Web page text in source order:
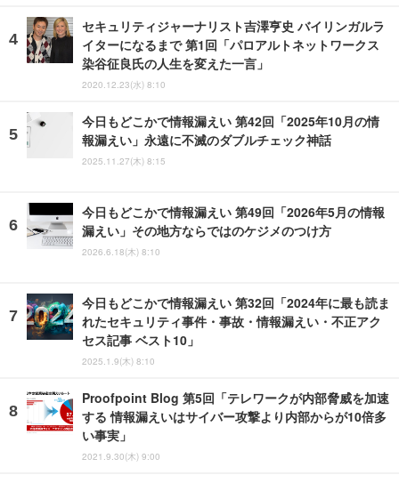
セキュリティジャーナリスト吉澤亨史 バイリンガルラ
イターになるまで 第1回「パロアルトネットワークス
染谷征良氏の人生を変えた一言」
2020.12.23(水) 8:10
今日もどこかで情報漏えい 第42回「2025年10月の情
報漏えい」永遠に不滅のダブルチェック神話
2025.11.27(木) 8:15
今日もどこかで情報漏えい 第49回「2026年5月の情報
漏えい」その地方ならではのケジメのつけ方
2026.6.18(木) 8:10
今日もどこかで情報漏えい 第32回「2024年に最も読ま
れたセキュリティ事件・事故・情報漏えい・不正アク
セス記事 ベスト10」
2025.1.9(木) 8:10
Proofpoint Blog 第5回「テレワークが内部脅威を加速
する 情報漏えいはサイバー攻撃より内部からが10倍多
い事実」
2021.9.30(木) 9:00